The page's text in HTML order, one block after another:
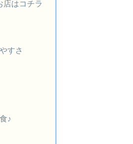
店はコチラ
すさ
♪